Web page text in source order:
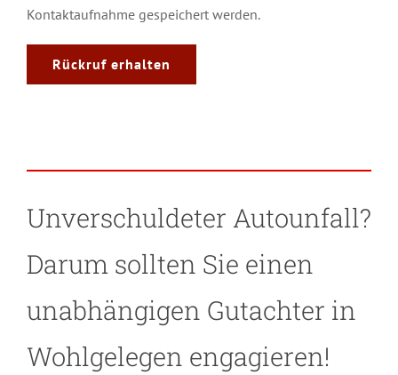
Kontaktaufnahme gespeichert werden.
Unverschuldeter Autounfall?
Darum sollten Sie einen
unabhängigen Gutachter in
Wohlgelegen engagieren!